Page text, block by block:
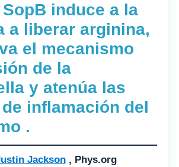
induce a la
a liberar arginina,
el mecanismo
de la
y atenúa las
inflamación del
.
Jackson, Phys.org